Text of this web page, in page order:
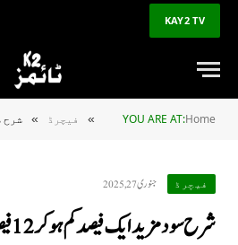
KAY2 TV
YOU ARE AT:Home
» فیچرڈ » شرح
فیچرڈ جنوری 27, 2025
شرح سود مزيد ايک فيصد کم ہوکر 12 فیصد پر آگئی